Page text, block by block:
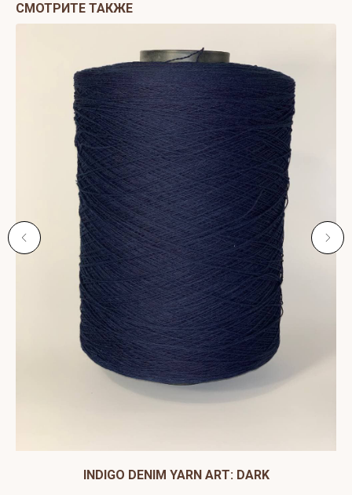
СМОТРИТЕ ТАКЖЕ
INDIGO DENIM YARN ART: DARK